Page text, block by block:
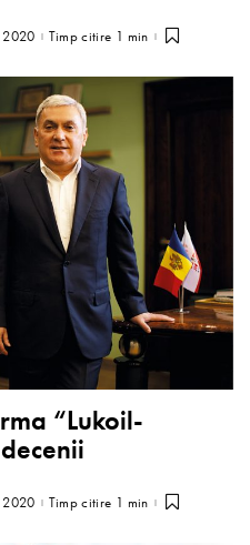
2020 Timp citire 1 min
“Lukoil-
2020 Timp citire 1 min